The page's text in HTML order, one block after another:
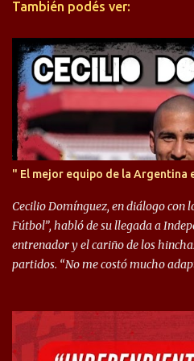
i
s
También podés ver:
" El mejor equipo de la Argentina
Cecilio Domínguez, en diálogo con
Fútbol”, habló de su llegada a
entrenador y el cariño de los
partidos. “No me costó mucho
llegué a un Independiente que
mucho. Me favorece por la forma